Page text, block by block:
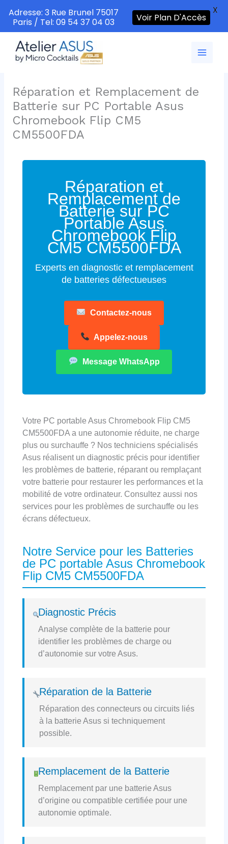
contenu
Réparation et Remplacement de
Batterie sur PC Portable Asus
Chromebook Flip CM5
CM5500FDA
Réparation et
Remplacement de
Batterie sur PC
Portable Asus
Chromebook Flip
CM5 CM5500FDA
Experts en diagnostic et remplacement
de batteries défectueuses
Contactez-nous
Appelez-nous
Message WhatsApp
Votre PC portable Asus Chromebook Flip CM5
CM5500FDA a une autonomie réduite, ne charge
plus ou surchauffe ? Nos techniciens spécialisés
Asus réalisent un diagnostic précis pour identifier
les problèmes de batterie, réparant ou remplaçant
votre batterie pour restaurer les performances et la
mobilité de votre ordinateur. Consultez aussi nos
services pour les problèmes de surchauffe ou les
écrans défectueux.
Notre Service pour les Batteries
de PC portable Asus Chromebook
Flip CM5 CM5500FDA
Diagnostic Précis
Analyse complète de la batterie pour
identifier les problèmes de charge ou
d’autonomie sur votre Asus.
Réparation de la Batterie
Réparation des connecteurs ou circuits liés
à la batterie Asus si techniquement
possible.
Remplacement de la Batterie
Remplacement par une batterie Asus
d’origine ou compatible certifiée pour une
autonomie optimale.
Adresse: 3 Rue Brunel 75017
Paris / Tel: 09 54 37 04 03
Voir Plan D'Accès
X